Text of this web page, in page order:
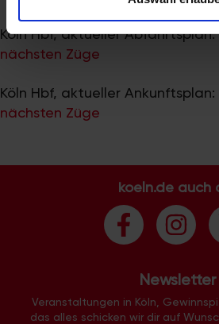
analysieren. Außerdem geben wir
Verwendung unserer Website an
soziale Medien, Werbung und
weiteren Daten zusammen, die Sie
haben oder die sie im Rahmen Ihrer
Köln Hbf, aktueller Abfahrtsplan:
nächsten Züge
Köln Hbf, aktueller Ankunftsplan:
nächsten Züge
koeln.de auch
Newsletter
Veranstaltungen in Köln,
das alles schicken wir dir auf